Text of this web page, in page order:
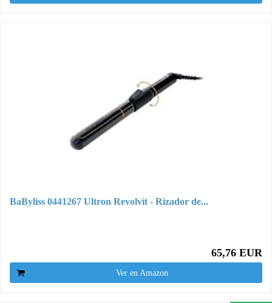
BaByliss 0441267 Ultron Revolvìt - Rizador de...
65,76 EUR
Ver en Amazon